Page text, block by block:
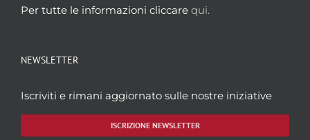
Per tutte le informazioni cliccare qui.
NEWSLETTER
Iscriviti e rimani aggiornato sulle nostre iniziative
ISCRIZIONE NEWSLETTER